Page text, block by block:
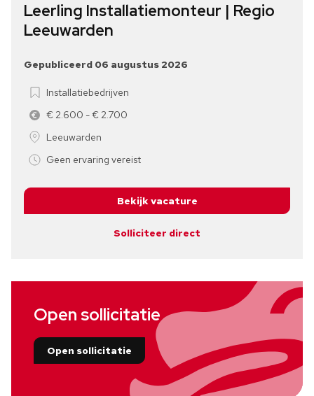
Leerling Installatiemonteur | Regio
Leeuwarden
Gepubliceerd 06 augustus 2026
Installatiebedrijven
€ 2.600 - € 2.700
Leeuwarden
Geen ervaring vereist
Solliciteer direct
Bekijk vacature
Open sollicitatie
Open sollicitatie